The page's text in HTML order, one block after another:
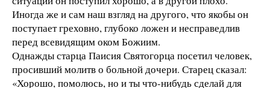
Иногда же и сам наш взгляд на другого, что якобы он
поступает греховно, глубоко ложен и несправедлив
перед всевидящим оком Божиим.
Однажды старца Паисия Святогорца посетил человек,
просивший молитв о больной дочери. Старец сказал:
«Хорошо, помолюсь, но и ты что-нибудь сделай для